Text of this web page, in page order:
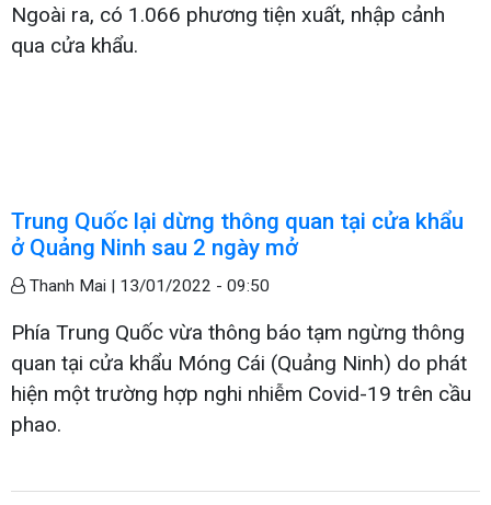
Ngoài ra, có 1.066 phương tiện xuất, nhập cảnh
qua cửa khẩu.
Trung Quốc lại dừng thông quan tại cửa khẩu
ở Quảng Ninh sau 2 ngày mở
Thanh Mai | 13/01/2022 - 09:50
Phía Trung Quốc vừa thông báo tạm ngừng thông
quan tại cửa khẩu Móng Cái (Quảng Ninh) do phát
hiện một trường hợp nghi nhiễm Covid-19 trên cầu
phao.